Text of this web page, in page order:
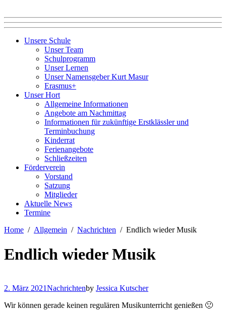
Unsere Schule
Unser Team
Schulprogramm
Unser Lernen
Unser Namensgeber Kurt Masur
Erasmus+
Unser Hort
Allgemeine Informationen
Angebote am Nachmittag
Informationen für zukünftige Erstklässler und
Terminbuchung
Kinderrat
Ferienangebote
Schließzeiten
Förderverein
Vorstand
Satzung
Mitglieder
Aktuelle News
Termine
Home
Allgemein Nachrichten Endlich wieder Musik
Endlich wieder Musik
2. März 2021Nachrichtenby Jessica Kutscher
Wir können gerade keinen regulären Musikunterricht genießen 🙁